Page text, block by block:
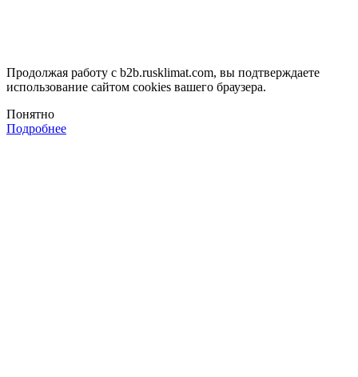
Продолжая работу с b2b.rusklimat.com, вы подтверждаете
использование сайтом cookies вашего браузера.
Понятно
Подробнее